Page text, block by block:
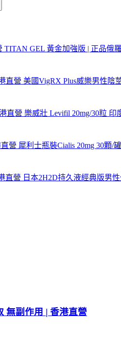
TITAN GEL 黃金加強版 | 正品俄
美國VigRX Plus威樂男性陰
樂威壯 Levifil 20mg/30粒 印
犀利士瓶裝Cialis 20mg 30顆/
日本2H2D持久液經典版男
無副作用 | 香港直營